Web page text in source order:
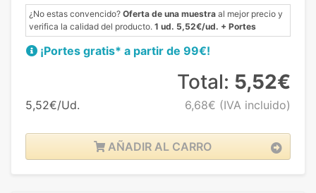
¿No estas convencido? Oferta de una muestra al mejor precio y
verifica la calidad del producto. 1 ud. 5,52€/ud. + Portes
¡Portes gratis* a partir de 99€!
5,52€/Ud.
Total: 5,52€
6,68€ (IVA incluido)
AÑADIR AL CARRO